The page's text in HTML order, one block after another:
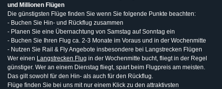
und Millionen Flügen
Die günstigsten Flüge finden Sie wenn Sie folgende Punkte beachten:
- Buchen Sie Hin- und Rückflug zusammen
- Planen Sie eine Übernachtung von Samstag auf Sonntag ein
- Buchen Sie Ihren Flug ca. 2-3 Monate im Voraus und in der Wochenmitte
- Nutzen Sie Rail & Fly Angebote insbesondere bei Langstrecken Flügen
Wer einen Langstrecken Flug in der Wochenmitte bucht, fliegt in der Regel
günstiger. Wer an einem Dienstag fliegt, spart beim Flugpreis am meisten.
Das gilt sowohl für den Hin- als auch für den Rückflug.
Flüge finden Sie bei uns mit nur einem Klick zu den attraktivsten